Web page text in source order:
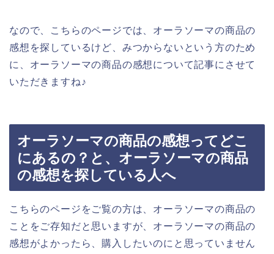
なので、こちらのページでは、オーラソーマの商品の
感想を探しているけど、みつからないという方のため
に、オーラソーマの商品の感想について記事にさせて
いただきますね♪
オーラソーマの商品の感想ってどこ
にあるの？と、オーラソーマの商品
の感想を探している人へ
こちらのページをご覧の方は、オーラソーマの商品の
ことをご存知だと思いますが、オーラソーマの商品の
感想がよかったら、購入したいのにと思っていません